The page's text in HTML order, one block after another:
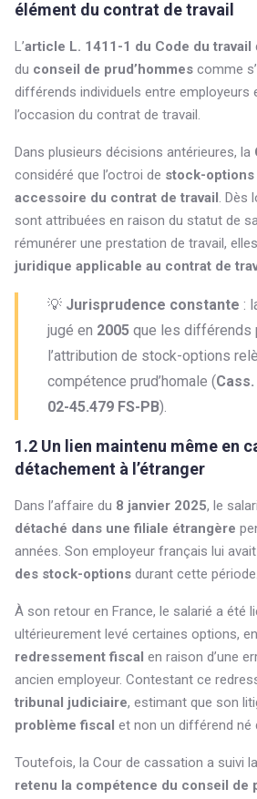
élément du contrat de travail
L’article L. 1411-1 du Code du travail
du conseil de prud’hommes comme
différends individuels entre employeurs
l’occasion du contrat de travail.
Dans plusieurs décisions antérieures, la
considéré que l’octroi de stock-options
accessoire du contrat de travail. Dès
sont attribuées en raison du statut de
rémunérer une prestation de travail,
juridique applicable au contrat de
💡 Jurisprudence constante :
jugé en 2005 que les différends
l’attribution de stock-options
compétence prud’homale (
02-45.479 FS-PB).
1.2 Un lien maintenu même en
détachement à l’étranger
Dans l’affaire du 8 janvier 2025, le
détaché dans une filiale étrangère
années. Son employeur français lui
des stock-options durant cette période.
À son retour en France, le salarié a été
ultérieurement levé certaines options,
redressement fiscal en raison d’une
ancien employeur. Contestant ce
tribunal judiciaire, estimant que son
problème fiscal et non un différend né
Toutefois, la Cour de cassation a suivi
retenu la compétence du conseil de